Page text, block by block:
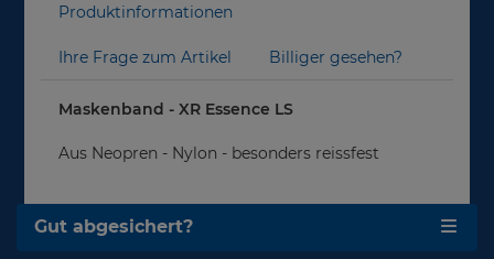
Produktinformationen
Ihre Frage zum Artikel Billiger gesehen?
Maskenband - XR Essence LS
Aus Neopren - Nylon - besonders reissfest
Gut abgesichert?